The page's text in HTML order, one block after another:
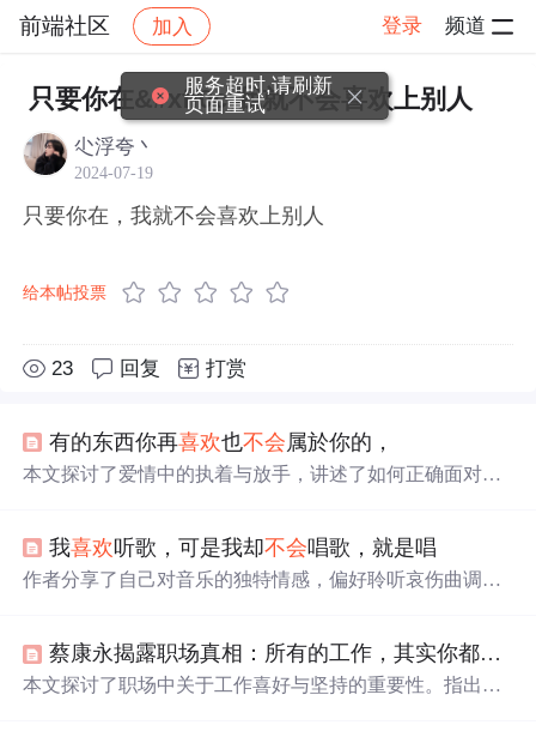
前端社区 加入 登录 频道
社区 前端社区 感慨 帖子详情
只要你在&#xff0c;我就不会喜欢上别人
尐浮夸丶
2024-07-19
只要你在，我就不会喜欢上别人
给本帖投票
23 回复 打赏
有的东西你再喜欢也不会 属於你的，
本文探讨了爱情中的执着与放手，讲述了如何正确面对感
我喜欢听歌，可是我却不会唱歌，就是唱
作者分享了自己对音乐的独特情感，偏好聆听哀伤曲调，
蔡康永揭露职场真相：所有的工作，其实你都
不会
本文探讨了职场中关于工作喜好与坚持的重要性。指出很
服务超时,请刷新
页面重试